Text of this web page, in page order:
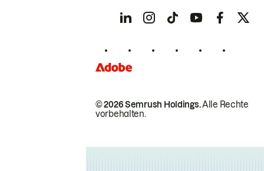
© 2026 Semrush Holdings.Alle Rechte
vorbehalten.